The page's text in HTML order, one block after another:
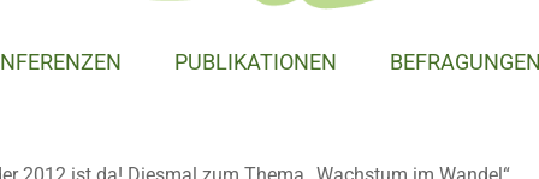
PUBLIKATIONEN BEFRAGUNGEN